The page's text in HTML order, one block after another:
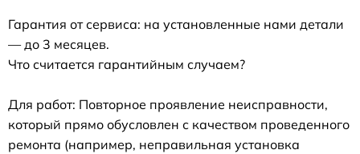
Гарантия от сервиса: на установленные нами детали
— до 3 месяцев.
Что считается гарантийным случаем?
Для работ: Повторное проявление неисправности,
который прямо обусловлен с качеством проведенного
ремонта (например, неправильная установка